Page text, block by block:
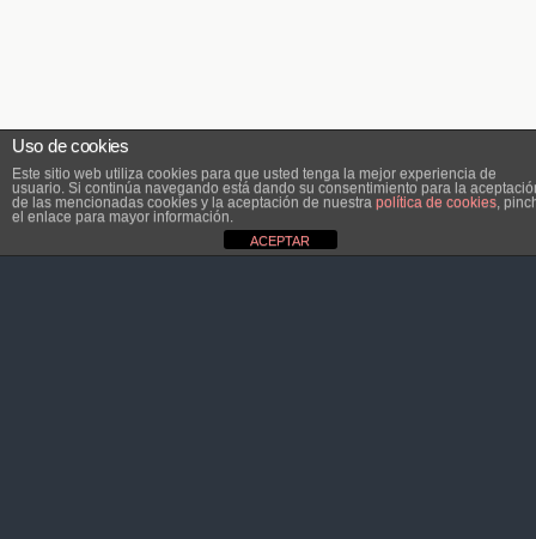
Uso de cookies
Este sitio web utiliza cookies para que usted tenga la mejor experiencia de
usuario. Si continúa navegando está dando su consentimiento para la
de las mencionadas cookies y la aceptación de nuestra política de cookies,
el enlace para mayor información.
ACEPTAR